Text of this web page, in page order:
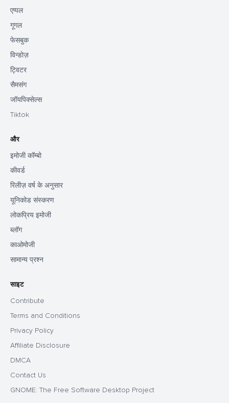
एप्पल
गूगल
फेसबुक
विन्डोज़
ट्विटर
सैमसंग
जॉयपिक्सेल्स
Tiktok
और
इमोजी कॉम्बो
कीवर्ड
रिलीज़ वर्ष के अनुसार
यूनिकोड संस्करण
लोकप्रिय इमोजी
ब्लॉग
काओमोजी
सामान्य प्रश्न
साइट
Contribute
Terms and Conditions
Privacy Policy
Affiliate Disclosure
DMCA
Contact Us
GNOME: The Free Software Desktop Project